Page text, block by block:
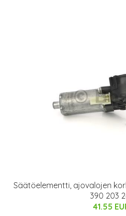
Säätöelementti, ajovalojen
390 203
41.55